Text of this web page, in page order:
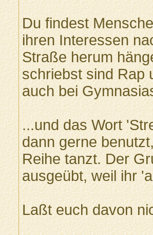
Du findest
ihren Interessen
Straße herum
schriebst sind Rap
auch bei
...und das Wort
dann gerne
Reihe tanzt. Der
ausgeübt, weil ihr
Laßt euch davon